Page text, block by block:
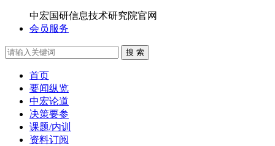
中宏国研信息技术研究院官网
会员服务
搜 索
首页
要闻纵览
中宏论道
决策要参
课题/内训
资料订阅